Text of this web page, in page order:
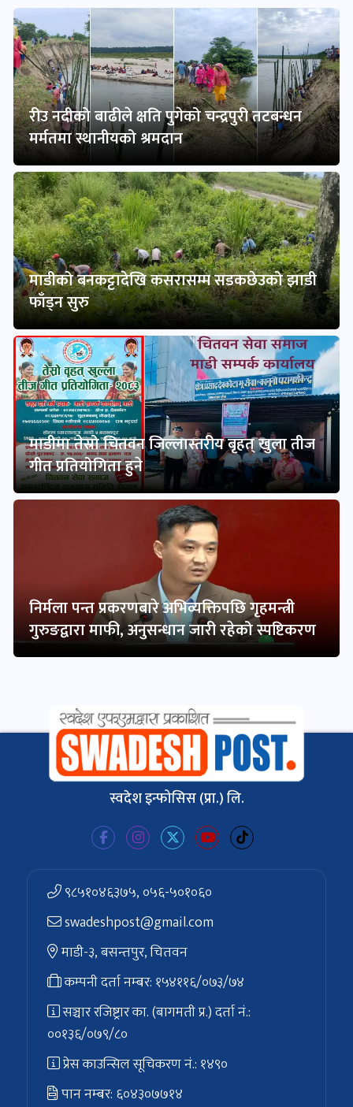
रीउ नदीको बाढीले क्षति पुगेको चन्द्रपुरी तटबन्धन
मर्मतमा स्थानीयको श्रमदान
माडीको बनकट्टादेखि कसरासम्म सडकछेउको झाडी
फाँड्न सुरु
माडीमा तेस्रो चितवन जिल्लास्तरीय बृहत् खुला तीज
गीत प्रतियोगिता हुने
निर्मला पन्त प्रकरणबारे अभिव्यक्तिपछि गृहमन्त्री
गुरुङद्वारा माफी, अनुसन्धान जारी रहेको स्पष्टिकरण
स्वदेश इन्फोसिस (प्रा.) लि.
९८५१०४६३७५, ०५६-५०१०६०
swadeshpost@gmail.com
माडी-३, बसन्तपुर, चितवन
कम्पनी दर्ता नम्बर: १५४११६/०७३/७४
सञ्चार रजिष्ट्रार का. (बागमती प्र.) दर्ता नं.:
००१३६/०७९/८०
प्रेस काउन्सिल सूचिकरण नं.: १४९०
पान नम्बर: ६०४३०७७१४